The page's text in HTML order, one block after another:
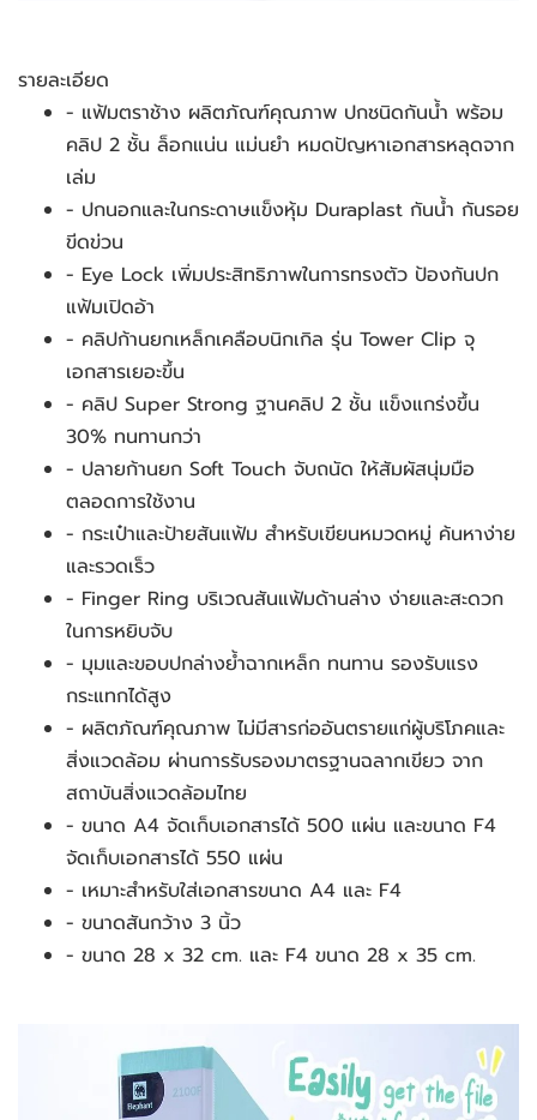
รายละเอียด
- แฟ้มตราช้าง ผลิตภัณฑ์คุณภาพ ปกชนิดกันน้ำ พร้อม
คลิป 2 ชั้น ล็อกแน่น แม่นยำ หมดปัญหาเอกสารหลุดจาก
เล่ม
- ปกนอกและในกระดาษแข็งหุ้ม Duraplast กันน้ำ กันรอย
ขีดข่วน
- Eye Lock เพิ่มประสิทธิภาพในการทรงตัว ป้องกันปก
แฟ้มเปิดอ้า
- คลิปก้านยกเหล็กเคลือบนิกเกิล รุ่น Tower Clip จุ
เอกสารเยอะขึ้น
- คลิป Super Strong ฐานคลิป 2 ชั้น แข็งแกร่งขึ้น
30% ทนทานกว่า
- ปลายก้านยก Soft Touch จับถนัด ให้สัมผัสนุ่มมือ
ตลอดการใช้งาน
- กระเป๋าและป้ายสันแฟ้ม สำหรับเขียนหมวดหมู่ ค้นหาง่าย
และรวดเร็ว
- Finger Ring บริเวณสันแฟ้มด้านล่าง ง่ายและสะดวก
ในการหยิบจับ
- มุมและขอบปกล่างย้ำฉากเหล็ก ทนทาน รองรับแรง
กระแทกได้สูง
- ผลิตภัณฑ์คุณภาพ ไม่มีสารก่ออันตรายแก่ผู้บริโภคและ
สิ่งแวดล้อม ผ่านการรับรองมาตรฐานฉลากเขียว จาก
สถาบันสิ่งแวดล้อมไทย
- ขนาด A4 จัดเก็บเอกสารได้ 500 แผ่น และขนาด F4
จัดเก็บเอกสารได้ 550 แผ่น
- เหมาะสำหรับใส่เอกสารขนาด A4 และ F4
- ขนาดสันกว้าง 3 นิ้ว
- ขนาด 28 x 32 cm. และ F4 ขนาด 28 x 35 cm.